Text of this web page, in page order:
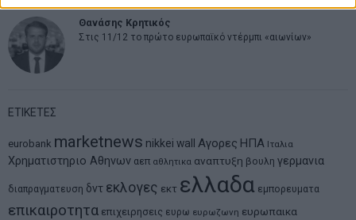
Θανάσης Κρητικός
Στις 11/12 το πρώτο ευρωπαϊκό ντέρμπι «αιωνίων»
ΕΤΙΚΕΤΕΣ
eurobank marketnews nikkei wall Αγορες ΗΠΑ Ιταλια
Χρηματιστηριο Αθηνων αεπ αθλητικα αναπτυξη βουλη γερμανια
διαπραγματευση δντ εκλογες εκτ ελλαδα εμπορευματα
επικαιροτητα επιχειρησεις ευρω ευρωζωνη ευρωπαικα